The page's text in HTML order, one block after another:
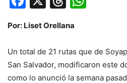
Por: Liset Orellana
Un total de 21 rutas que de
San Salvador, modificaron este
como lo anunció la semana